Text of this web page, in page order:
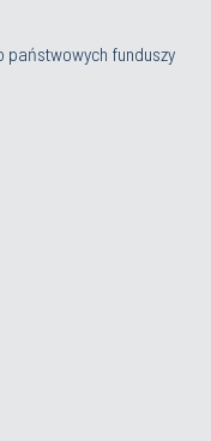
państwowych funduszy